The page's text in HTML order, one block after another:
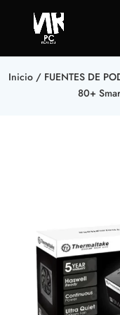
Inicio/ FUENTES DE
80+